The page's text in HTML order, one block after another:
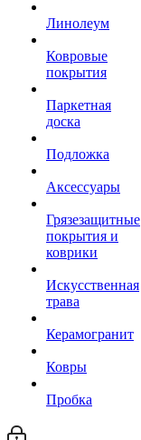
Линолеум
Ковровые
покрытия
Паркетная
доска
Подложка
Аксессуары
Грязезащитные
покрытия и
коврики
Искусственная
трава
Керамогранит
Ковры
Пробка